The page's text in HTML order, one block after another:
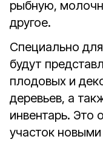
рыбную,
другое.
Специально
будут
плодовых и
деревьев, а
инвентарь. Это
участок